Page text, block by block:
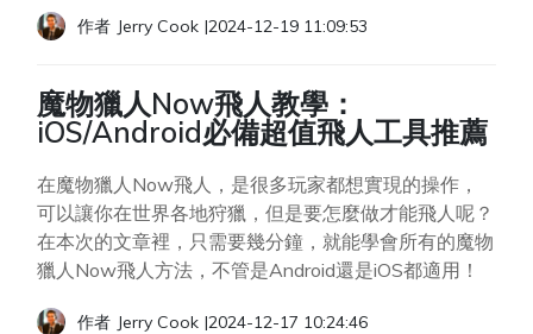
作者 Jerry Cook |2024-12-19 11:09:53
魔物獵人Now飛人教學：
iOS/Android必備超值飛人工具推薦
在魔物獵人Now飛人，是很多玩家都想實現的操作，
可以讓你在世界各地狩獵，但是要怎麼做才能飛人呢？
在本次的文章裡，只需要幾分鐘，就能學會所有的魔物
獵人Now飛人方法，不管是Android還是iOS都適用！
作者 Jerry Cook |2024-12-17 10:24:46